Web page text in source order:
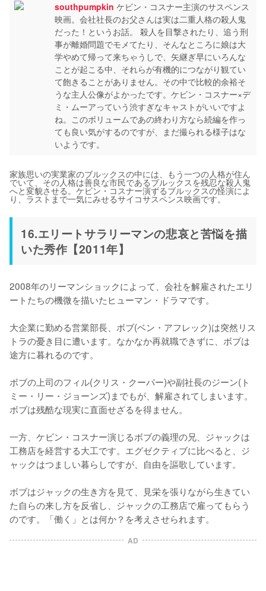
southpumpkin ケビン・コスナー主演のサスペンス
映画。会社社長のお父さんは実は二重人格の殺人鬼
だった！というお話。 殺人を目撃されたり、追う刑
事が離婚問題でモメてたり、そんなところに娘は大
学やめて帰って来ちゃうしで、矢継ぎ早にいろんな
ことが起こる中、それらが有機的につながり観てい
て飽きることがありません。その中で比較的余裕そ
うな主人公像がよかったです。ケビン・コスナー×デ
ミ・ムーアっていう渋すぎなキャストがいいですよ
ね。このボリュームであの終わり方なら続編を作っ
ても良い気がするのですが、まだ撮られる様子はな
いようです。
家族思いの実業家のブルックスの中には、もう一つの人格が住ん
でいて、その人格は善良な市民であるブルックスを残忍な殺人鬼
へと変貌させる。ケビン・コスナー演ずるブルックスの怪演によ
り、ラストまで一気にみせるサイコサスペンス映画です。
16.エリートサラリーマンの悲哀と苦悩を描
いた秀作【2011年】
2008年のリーマンショックによって、会社を解雇されたエリ
ートたちの機微を描いたヒューマン・ドラマです。
大企業に勤める営業部長、ボブ(ベン・アフレック)は突然リス
トラの憂き目に遭います。なかなか再就職できずに、ボブは
途方に暮れるのです。
ボブの上司のフィル(クリス・クーパー)や副社長のジーン(ト
ミー・リー・ジョーンズ)までもが、解雇されてしまいます。
ボブは残酷な現実に直面せざるを得ません。
一方、ケビン・コスナー演じるボブの義理の兄、ジャックは
工務店を経営する大工です。エグゼクティブに比べると、ジ
ャックはつましい暮らしですが、自由を謳歌しています。
ボブはジャックの生き方を見て、見栄を張りながら生きてい
た自らの来し方を反省し、ジャックの工務店で雇ってもらう
のです。「働く」とは何か？を考えさせられます。
AD